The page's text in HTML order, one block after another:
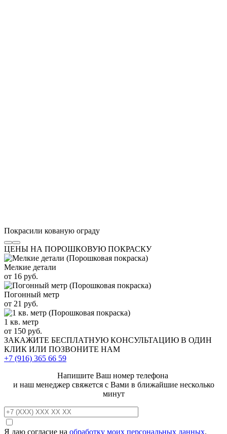
Покрасили кованую ограду
ЦЕНЫ НА ПОРОШКОВУЮ ПОКРАСКУ
Мелкие детали
от 16 руб.
Погонный метр
от 21 руб.
1 кв. метр
от 150 руб.
ЗАКАЖИТЕ БЕСПЛАТНУЮ КОНСУЛЬТАЦИЮ В ОДИН
КЛИК ИЛИ ПОЗВОНИТЕ НАМ
+7 (916) 365 66 59
Напишите Ваш номер телефона
и наш менеджер свяжется с Вами в ближайшие несколько
минут
Я даю согласие на обработку моих персональных данных.